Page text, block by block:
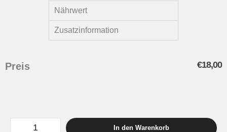
Nährwert
Zusatzinformation
Preis €18,00
In den Warenkorb